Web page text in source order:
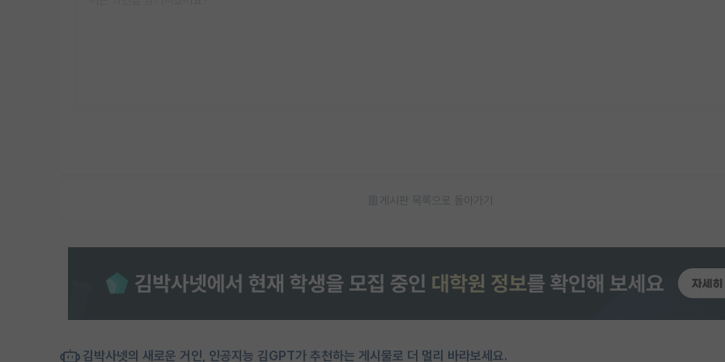
게시판 목록으로 돌아가기
김박사넷의 새로운 거인, 인공지능 김GPT가 추천하는 게시물로 더 멀리 바라보세요.